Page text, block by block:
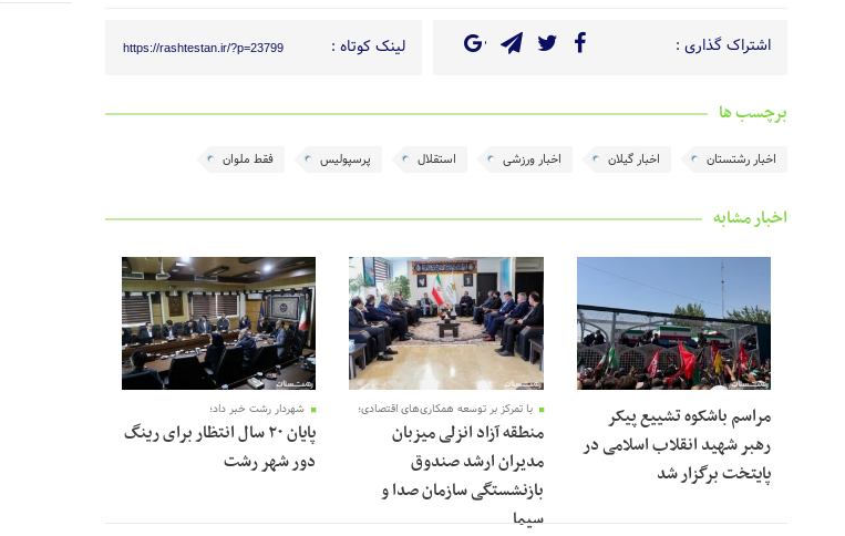
اشتراک گذاری : لینک کوتاه : https://rashtestan.ir/?p=23799
برچسب ها
اخبار رشتستان اخبار گیلان اخبار ورزشی استقلال پرسپولیس فقط ملوان
اخبار مشابه
مراسم باشکوه تشییع پیکر
رهبر شهید انقلاب اسلامی در
پایتخت برگزار شد
با تمرکز بر توسعه همکاری‌های اقتصادی؛
منطقه آزاد انزلی میزبان
مدیران ارشد صندوق
بازنشستگی سازمان صدا و
سیما
شهردار رشت خبر داد؛
پایان ۲۰ سال انتظار برای رینگ
دور شهر رشت